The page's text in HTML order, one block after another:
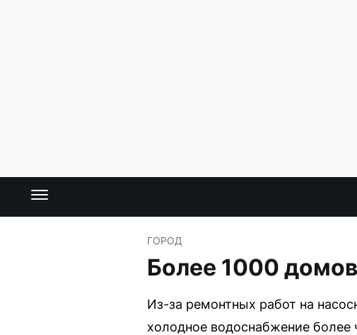
ГОРОД
Более 1000
Из-за ремонтных работ на
холодное водоснабжение